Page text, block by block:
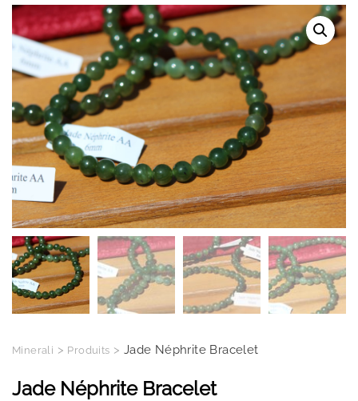
Minerali > Produits > Jade Néphrite Bracelet
Jade Néphrite Bracelet